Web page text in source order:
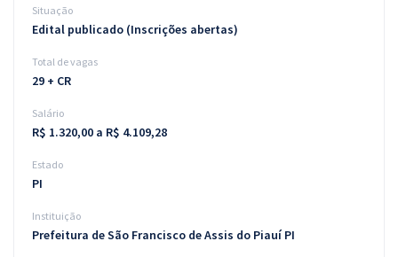
Questões grátis
Blog
Aprovados
Atendimento
Situação
Edital publicado (Inscrições abertas)
Total de vagas
29 + CR
Salário
R$ 1.320,00 a R$ 4.109,28
Estado
PI
Instituição
Prefeitura de São Francisco de Assis do Piauí PI